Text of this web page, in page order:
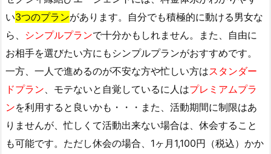
い3つのプランがあります。自分でも積極的に動ける男女な
ら、 シンプルプランで十分かもしれません。また、自由に
お相手を選びたい方にもシンプルプランがおすすめです。
一方、一人で進めるのが不安な方や忙しい方はスタンダー
ドプラン 、モテないと自覚しているに人はプレミアムプラ
ンを利用すると良いかも・・・また、活動期間に制限はあ
りませんが、忙しくて活動出来ない場合は、休会すること
も可能です。ただし休会の場合、1ヶ月1,100円（税込）かか